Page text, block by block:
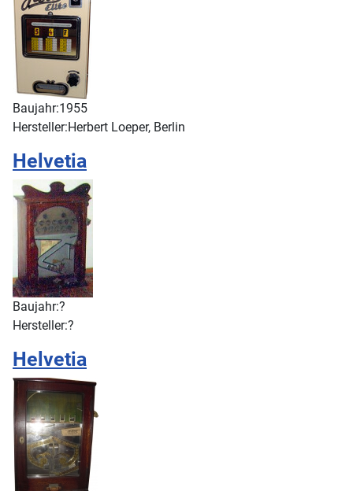
Baujahr:1955
Hersteller:Herbert Loeper, Berlin
Helvetia
Baujahr:?
Hersteller:?
Helvetia